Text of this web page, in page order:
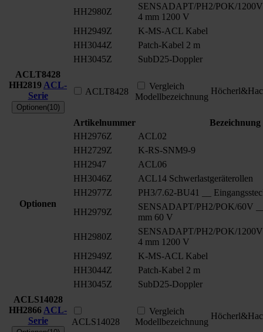
HH2980Z
SENSADAPT/PH2/POK/1200V
4 mm 1200 V
HH2949Z
K-MS-ACL Kabel
HH3044Z
Patch-Kabel 2 m
HH3045Z
SubD25-Doppler
ACLT8428
HH2819 ACL-
Serie
Optionen(10)
ACLT8428
Vergleich
Modellbezeichnung
Optionen
Artikelnummer
Bezeichnung
HH2976Z
ACL02
HH2729Z
K-RS-SNM9-9
HH2947
ACL06
HH3046Z
ACL14 Schwerlastgeräterollen
HH2977Z
PH3/7.62-BU41 __
HH2979Z
SENSADAPT/PH2/POK/60V
mm 60 V
HH2980Z
SENSADAPT/PH2/POK/1200V
4 mm 1200 V
HH2949Z
K-MS-ACL Kabel
HH3044Z
Patch-Kabel 2 m
HH3045Z
SubD25-Doppler
ACLS14028
HH2866 ACL-
Serie
ACLS14028
Vergleich
Modellbezeichnung